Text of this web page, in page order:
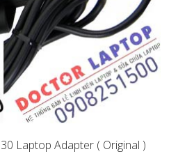
Laptop Adapter ( Original )